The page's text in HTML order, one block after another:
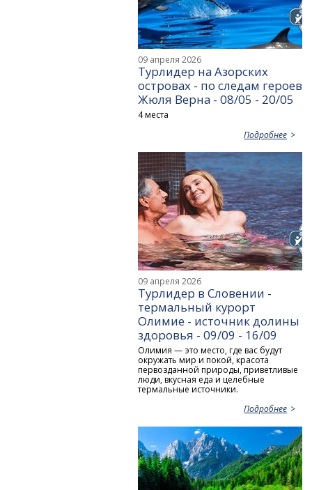
09 апреля 2026
Турлидер на Азорских
островах - по следам героев
Жюля Верна - 08/05 - 20/05
4 места
Подробнее
09 апреля 2026
Турлидер в Словении -
термальный курорт
Олимие - источник долины
здоровья - 09/09 - 16/09
Олимия — это место, где вас будут
окружать мир и покой, красота
первозданной природы, приветливые
люди, вкусная еда и целебные
термальные источники.
Подробнее